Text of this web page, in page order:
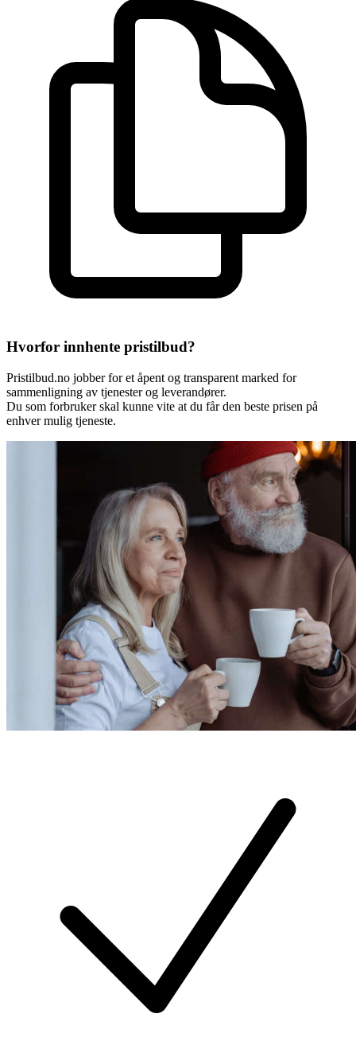
Hvorfor innhente pristilbud?
Pristilbud.no jobber for et åpent og transparent marked for
sammenligning av tjenester og leverandører.
Du som forbruker skal kunne vite at du får den beste prisen på
enhver mulig tjeneste.